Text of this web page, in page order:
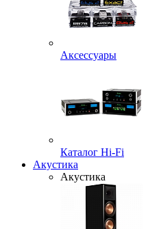
Аксессуары
Каталог Hi-Fi
Акустика
Акустика